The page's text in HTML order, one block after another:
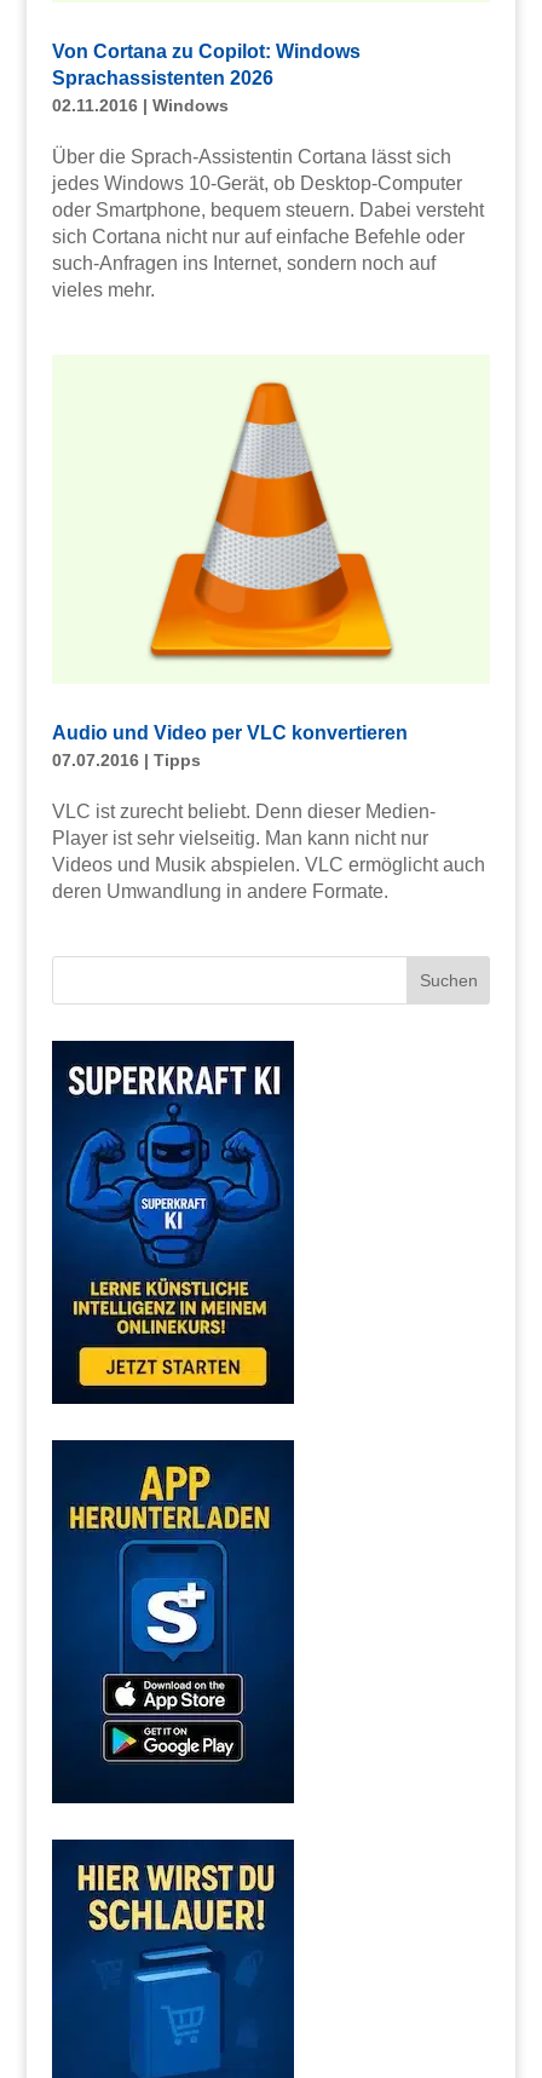
Von Cortana zu Copilot: Windows
Sprachassistenten 2026
02.11.2016| Windows
Über die Sprach-Assistentin Cortana lässt sich
jedes Windows 10-Gerät, ob Desktop-Computer
oder Smartphone, bequem steuern. Dabei versteht
sich Cortana nicht nur auf einfache Befehle oder
such-Anfragen ins Internet, sondern noch auf
vieles mehr.
Audio und Video per VLC konvertieren
07.07.2016| Tipps
VLC ist zurecht beliebt. Denn dieser Medien-
Player ist sehr vielseitig. Man kann nicht nur
Videos und Musik abspielen. VLC ermöglicht auch
deren Umwandlung in andere Formate.